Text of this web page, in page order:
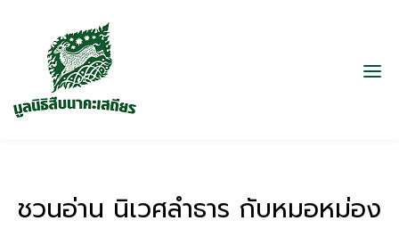
ชวนอ่าน นิเวศลำธาร กับหมอหม่อง